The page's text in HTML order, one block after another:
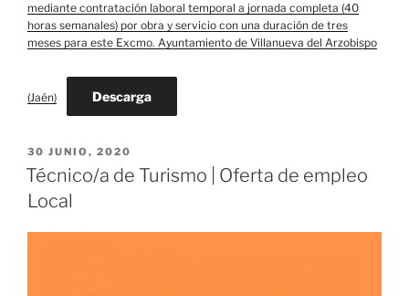
mediante contratación laboral temporal a jornada completa (40
horas semanales) por obra y servicio con una duración de tres
meses para este Excmo. Ayuntamiento de Villanueva del Arzobispo
(Jaén) Descarga
PUBLICADO
EL
30 JUNIO, 2020
Técnico/a de Turismo | Oferta de empleo
Local